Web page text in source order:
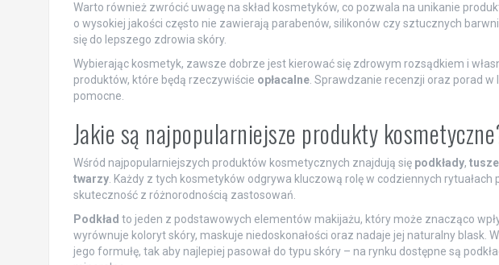
Warto również zwrócić uwagę na skład kosmetyków, co pozwala na unikanie
o wysokiej jakości często nie zawierają parabenów, silikonów czy sztucznych
się do lepszego zdrowia skóry.
Wybierając kosmetyk, zawsze dobrze jest kierować się zdrowym rozsądkiem i
produktów, które będą rzeczywiście opłacalne. Sprawdzanie recenzji oraz porad
pomocne.
Jakie są najpopularniejsze produkty
Wśród najpopularniejszych produktów kosmetycznych znajdują się podkłady,
twarzy. Każdy z tych kosmetyków odgrywa kluczową rolę w codziennych rytuałach
skuteczność z różnorodnością zastosowań.
Podkład to jeden z podstawowych elementów makijażu, który może znacząco
wyrównuje koloryt skóry, maskuje niedoskonałości oraz nadaje jej naturalny blask.
jego formułę, tak aby najlepiej pasował do typu skóry – na rynku dostępne są